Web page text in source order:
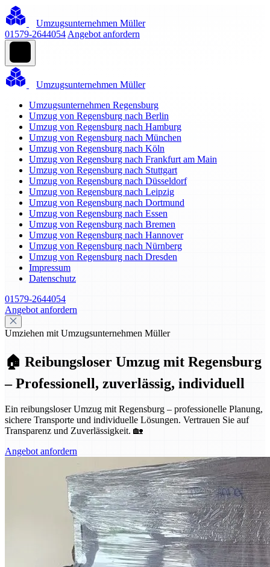
Umzugsunternehmen Müller
01579-2644054 Angebot anfordern
Umzugsunternehmen Müller
Umzugsunternehmen Regensburg
Umzug von Regensburg nach Berlin
Umzug von Regensburg nach Hamburg
Umzug von Regensburg nach München
Umzug von Regensburg nach Köln
Umzug von Regensburg nach Frankfurt am Main
Umzug von Regensburg nach Stuttgart
Umzug von Regensburg nach Düsseldorf
Umzug von Regensburg nach Leipzig
Umzug von Regensburg nach Dortmund
Umzug von Regensburg nach Essen
Umzug von Regensburg nach Bremen
Umzug von Regensburg nach Hannover
Umzug von Regensburg nach Nürnberg
Umzug von Regensburg nach Dresden
Impressum
Datenschutz
01579-2644054
Angebot anfordern
Umziehen mit Umzugsunternehmen Müller
🏠 Reibungsloser Umzug mit Regensburg
– Professionell, zuverlässig, individuell
Ein reibungsloser Umzug mit Regensburg – professionelle Planung,
sichere Transporte und individuelle Lösungen. Vertrauen Sie auf
Transparenz und Zuverlässigkeit. 🏡
Angebot anfordern